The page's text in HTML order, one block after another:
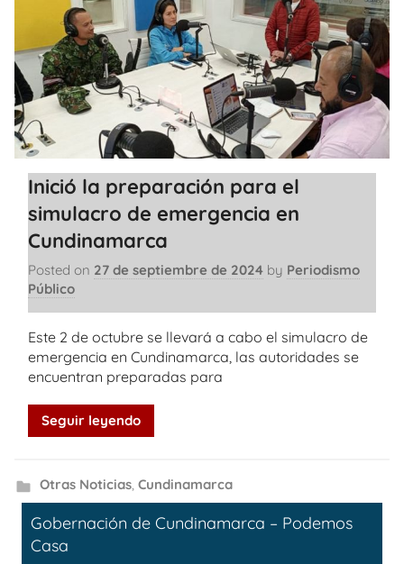
Inició la preparación para el
simulacro de emergencia en
Cundinamarca
Posted on 27 de septiembre de 2024 by Periodismo
Público
Este 2 de octubre se llevará a cabo el simulacro de
emergencia en Cundinamarca, las autoridades se
encuentran preparadas para
Seguir leyendo
Otras Noticias, Cundinamarca
Gobernación de Cundinamarca – Podemos
Casa